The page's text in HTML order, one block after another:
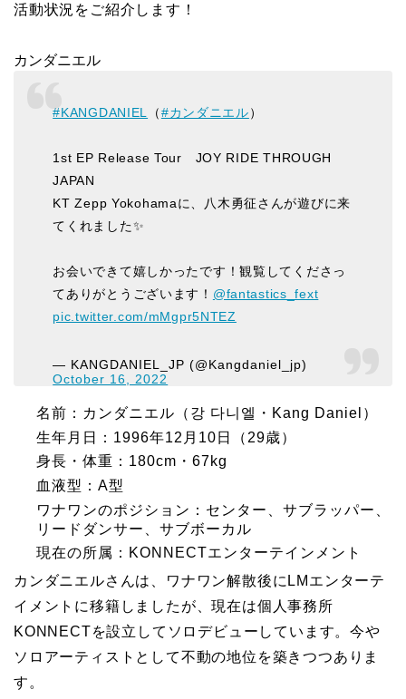
活動状況をご紹介します！
カンダニエル
#KANGDANIEL （#カンダニエル）
1st EP Release Tour JOY RIDE THROUGH
JAPAN
KT Zepp Yokohamaに、八木勇征さんが遊びに来
てくれました✨
お会いできて嬉しかったです！観覧してくださっ
てありがとうございます！ @fantastics_fext
pic.twitter.com/mMgpr5NTEZ
— KANGDANIEL_JP (@Kangdaniel_jp)
October 16, 2022
名前：カンダニエル（강 다니엘・Kang Daniel）
生年月日：1996年12月10日（29歳）
身長・体重：180cm・67kg
血液型：A型
ワナワンのポジション：センター、サブラッパー、
リードダンサー、サブボーカル
現在の所属：KONNECTエンターテインメント
カンダニエルさんは、ワナワン解散後にLMエンターテ
イメントに移籍しましたが、現在は個人事務所
KONNECTを設立してソロデビューしています。今や
ソロアーティストとして不動の地位を築きつつありま
す。